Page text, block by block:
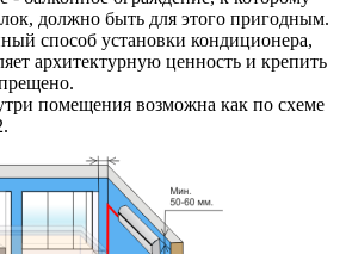
должно быть для этого пригодным.
способ установки кондиционера,
архитектурную ценность и крепить
помещения возможна как по схеме